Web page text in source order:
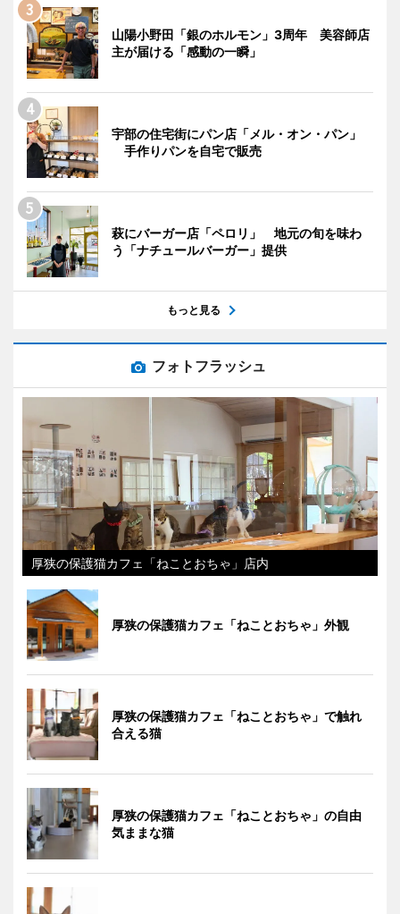
山陽小野田「銀のホルモン」3周年 美容師店
主が届ける「感動の一瞬」
宇部の住宅街にパン店「メル・オン・パン」
手作りパンを自宅で販売
萩にバーガー店「ペロリ」 地元の旬を味わ
う「ナチュールバーガー」提供
もっと見る
フォトフラッシュ
厚狭の保護猫カフェ「ねことおちゃ」店内
厚狭の保護猫カフェ「ねことおちゃ」外観
厚狭の保護猫カフェ「ねことおちゃ」で触れ
合える猫
厚狭の保護猫カフェ「ねことおちゃ」の自由
気ままな猫